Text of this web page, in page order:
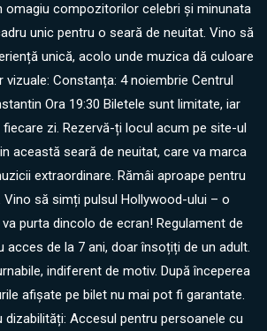
omagiu compozitorilor celebri și minunata
unic pentru o seară de neuitat. Vino să
unică, acolo unde muzica dă culoare
vizuale: Constanța: 4 noiembrie Centrul
Ora 19:30 Biletele sunt limitate, iar
zi. Rezervă-ți locul acum pe site-ul
această seară de neuitat, care va marca
extraordinare. Rămâi aproape pentru
Vino să simți pulsul Hollywood-ului – o
purta dincolo de ecran! Regulament de
acces de la 7 ani, doar însoțiți de un adult.
indiferent de motiv. După începerea
afișate pe bilet nu mai pot fi garantate.
dizabilități: Accesul pentru persoanele cu